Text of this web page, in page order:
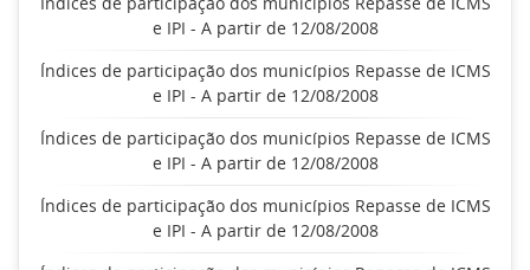
e IPI - A partir de 12/08/2008
Índices de participação dos municípios Repasse de ICMS
e IPI - A partir de 12/08/2008
Índices de participação dos municípios Repasse de ICMS
e IPI - A partir de 12/08/2008
Índices de participação dos municípios Repasse de ICMS
e IPI - A partir de 12/08/2008